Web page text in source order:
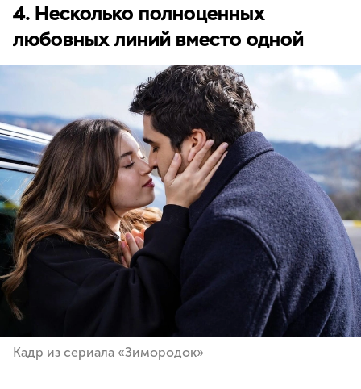
4. Несколько полноценных
любовных линий вместо одной
Кадр из сериала «Зимородок»